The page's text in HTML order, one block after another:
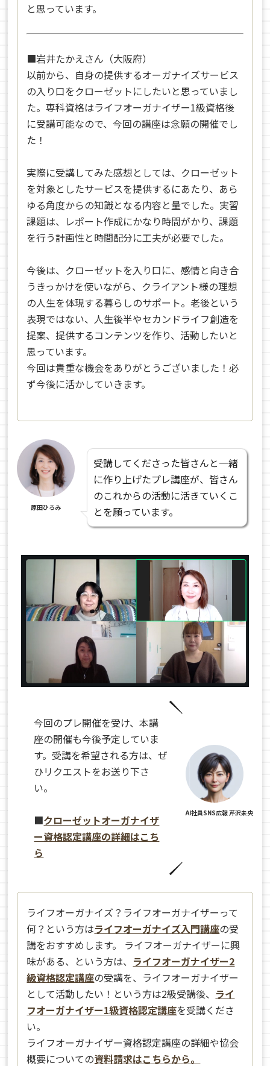
と思っています。
■岩井たかえさん（大阪府）
以前から、自身の提供するオーガナイズサービス
の入り口をクローゼットにしたいと思っていまし
た。専科資格はライフオーガナイザー1級資格後
に受講可能なので、今回の講座は念願の開催でし
た！
実際に受講してみた感想としては、クローゼット
を対象としたサービスを提供するにあたり、あら
ゆる角度からの知識となる内容と量でした。実習
課題は、レポート作成にかなり時間がかり、課題
を行う計画性と時間配分に工夫が必要でした。
今後は、クローゼットを入り口に、感情と向き合
うきっかけを使いながら、クライアント様の理想
の人生を体現する暮らしのサポート。老後という
表現ではない、人生後半やセカンドライフ創造を
提案、提供するコンテンツを作り、活動したいと
思っています。
今回は貴重な機会をありがとうございました！必
ず今後に活かしていきます。
原田ひろみ
受講してくださった皆さんと一緒
に作り上げたプレ講座が、皆さん
のこれからの活動に活きていくこ
とを願っています。
今回のプレ開催を受け、本講
座の開催も今後予定していま
す。受講を希望される方は、ぜ
ひリクエストをお送り下さ
い。
■クローゼットオーガナイザ
ー資格認定講座の詳細はこち
ら
AI社員SNS広報 芹沢未央
ライフオーガナイズ？ライフオーガナイザーって
何？という方はライフオーガナイズ入門講座の受
講をおすすめします。 ライフオーガナイザーに興
味がある、という方は、 ライフオーガナイザー2
級資格認定講座の受講を、ライフオーガナイザー
として活動したい！という方は2級受講後、 ライ
フオーガナイザー1級資格認定講座を受講くださ
い。
ライフオーガナイザー資格認定講座の詳細や協会
概要についての資料請求はこちらから。